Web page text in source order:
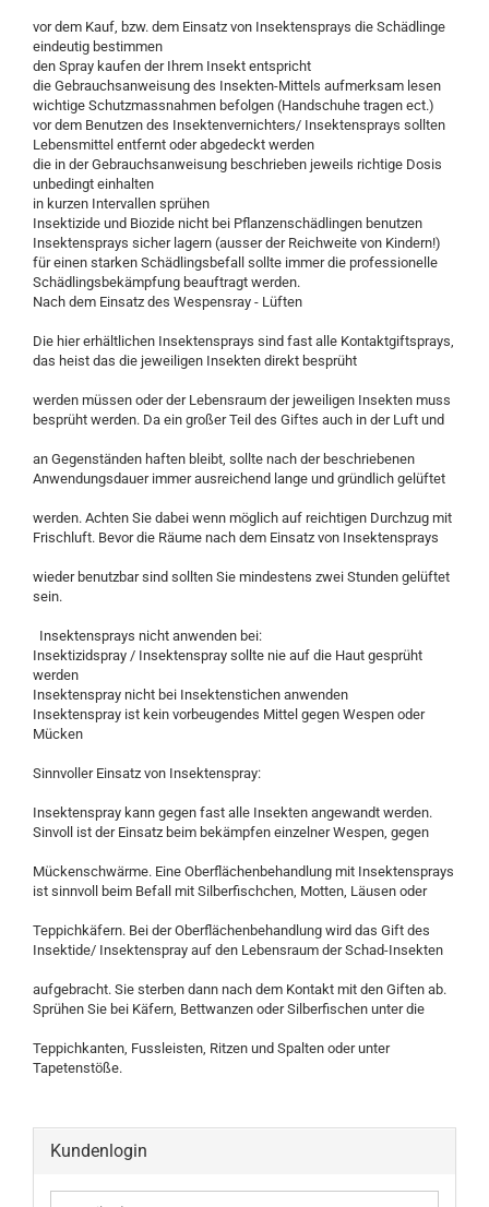
vor dem Kauf, bzw. dem Einsatz von Insektensprays die Schädlinge
eindeutig bestimmen
den Spray kaufen der Ihrem Insekt entspricht
die Gebrauchsanweisung des Insekten-Mittels aufmerksam lesen
wichtige Schutzmassnahmen befolgen (Handschuhe tragen ect.)
vor dem Benutzen des Insektenvernichters/ Insektensprays sollten
Lebensmittel entfernt oder abgedeckt werden
die in der Gebrauchsanweisung beschrieben jeweils richtige Dosis
unbedingt einhalten
in kurzen Intervallen sprühen
Insektizide und Biozide nicht bei Pflanzenschädlingen benutzen
Insektensprays sicher lagern (ausser der Reichweite von Kindern!)
für einen starken Schädlingsbefall sollte immer die professionelle
Schädlingsbekämpfung beauftragt werden.
Nach dem Einsatz des Wespensray - Lüften
Die hier erhältlichen Insektensprays sind fast alle Kontaktgiftsprays,
das heist das die jeweiligen Insekten direkt besprüht
werden müssen oder der Lebensraum der jeweiligen Insekten muss
besprüht werden. Da ein großer Teil des Giftes auch in der Luft und
an Gegenständen haften bleibt, sollte nach der beschriebenen
Anwendungsdauer immer ausreichend lange und gründlich gelüftet
werden. Achten Sie dabei wenn möglich auf reichtigen Durchzug mit
Frischluft. Bevor die Räume nach dem Einsatz von Insektensprays
wieder benutzbar sind sollten Sie mindestens zwei Stunden gelüftet
sein.
Insektensprays nicht anwenden bei:
Insektizidspray / Insektenspray sollte nie auf die Haut gesprüht
werden
Insektenspray nicht bei Insektenstichen anwenden
Insektenspray ist kein vorbeugendes Mittel gegen Wespen oder
Mücken
Sinnvoller Einsatz von Insektenspray:
Insektenspray kann gegen fast alle Insekten angewandt werden.
Sinvoll ist der Einsatz beim bekämpfen einzelner Wespen, gegen
Mückenschwärme. Eine Oberflächenbehandlung mit Insektensprays
ist sinnvoll beim Befall mit Silberfischchen, Motten, Läusen oder
Teppichkäfern. Bei der Oberflächenbehandlung wird das Gift des
Insektide/ Insektenspray auf den Lebensraum der Schad-Insekten
aufgebracht. Sie sterben dann nach dem Kontakt mit den Giften ab.
Sprühen Sie bei Käfern, Bettwanzen oder Silberfischen unter die
Teppichkanten, Fussleisten, Ritzen und Spalten oder unter
Tapetenstöße.
Kundenlogin